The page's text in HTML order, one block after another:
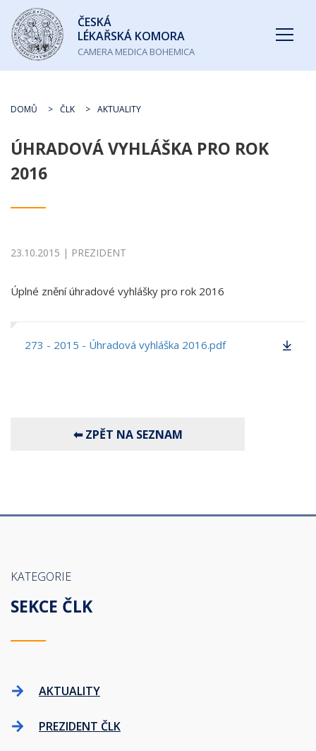
Česká
lékařská
komora
ČESKÁ
LÉKAŘSKÁ KOMORA
CAMERA MEDICA BOHEMICA
DOMŮ ČLK AKTUALITY
ÚHRADOVÁ VYHLÁŠKA PRO ROK
2016
23.10.2015 | PREZIDENT
Úplné znění úhradové vyhlášky pro rok 2016
273 - 2015 - Úhradová vyhláška 2016.pdf
KATEGORIE
SEKCE ČLK
AKTUALITY
PREZIDENT ČLK